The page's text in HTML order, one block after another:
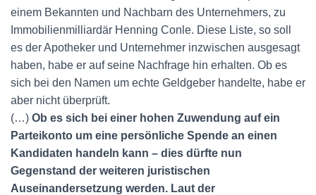
einem Bekannten und Nachbarn des Unternehmers, zu
Immobilienmilliardär Henning Conle. Diese Liste, so soll
es der Apotheker und Unternehmer inzwischen ausgesagt
haben, habe er auf seine Nachfrage hin erhalten. Ob es
sich bei den Namen um echte Geldgeber handelte, habe er
aber nicht überprüft.
(…) Ob es sich bei einer hohen Zuwendung auf ein
Parteikonto um eine persönliche Spende an einen
Kandidaten handeln kann – dies dürfte nun
Gegenstand der weiteren juristischen
Auseinandersetzung werden. Laut der